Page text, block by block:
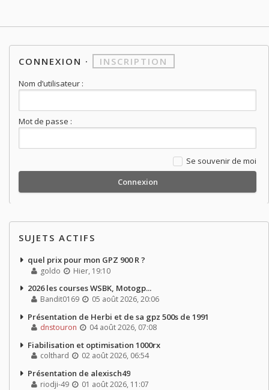
CONNEXION · INSCRIPTION
Nom d’utilisateur :
Mot de passe :
Se souvenir de moi
SUJETS ACTIFS
quel prix pour mon GPZ 900 R ?
goldo Hier, 19:10
2026 les courses WSBK, Motogp...
Bandit0169 05 août 2026, 20:06
Présentation de Herbi et de sa gpz 500s de 1991
dnstouron 04 août 2026, 07:08
Fiabilisation et optimisation 1000rx
colthard 02 août 2026, 06:54
Présentation de alexisch49
riodji-49 01 août 2026, 11:07